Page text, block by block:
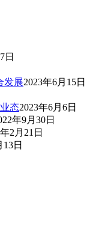
日
发展2023年6月15日
态2023年6月6日
年9月30日
2月21日
13日